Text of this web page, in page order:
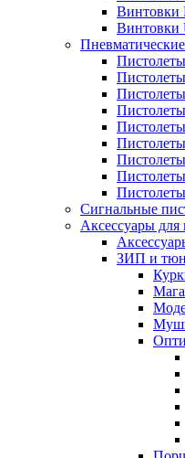
Винтовки
Винтовки
Сигнальные
Аксессуары для
ЗИП и